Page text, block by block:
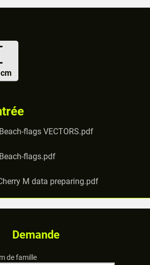
flags VECTORS.pdf
flags.pdf
M data preparing.pdf
Demande
de famille